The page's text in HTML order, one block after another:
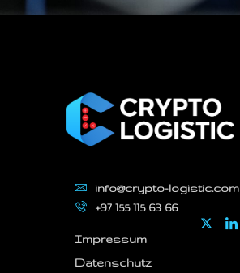
info@crypto-logistic.com
+97 155 115 63 66
Impressum
Datenschutz